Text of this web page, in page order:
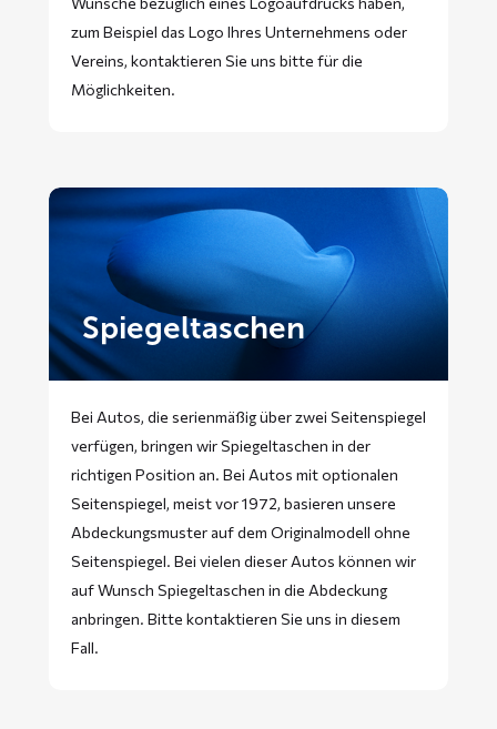
zum Beispiel das Logo Ihres Unternehmens oder
Vereins, kontaktieren Sie uns bitte für die
Möglichkeiten.
Spiegeltaschen
Bei Autos, die serienmäßig über zwei Seitenspiegel
verfügen, bringen wir Spiegeltaschen in der
richtigen Position an. Bei Autos mit optionalen
Seitenspiegel, meist vor 1972, basieren unsere
Abdeckungsmuster auf dem Originalmodell ohne
Seitenspiegel. Bei vielen dieser Autos können wir
auf Wunsch Spiegeltaschen in die Abdeckung
anbringen. Bitte kontaktieren Sie uns in diesem
Fall.